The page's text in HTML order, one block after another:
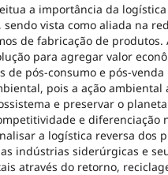
a importância da
vista como aliada na
de fabricação de produtos.
para agregar valor
de pós-consumo e pós-
pois a ação ambiental
e preservar o
e diferenciação
a logística reversa dos
indústrias siderúrgicas e
através do retorno,